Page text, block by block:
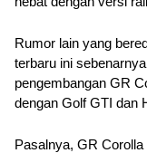
Rumor lain yang
terbaru ini
pengembangan GR
dengan Golf GTI dan
Pasalnya, GR